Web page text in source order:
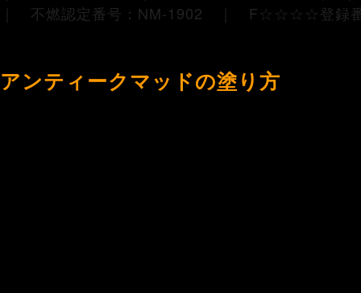
｜ 不燃認定番号：NM-1902 ｜ F☆☆☆☆登録
アンティークマッドの塗り方